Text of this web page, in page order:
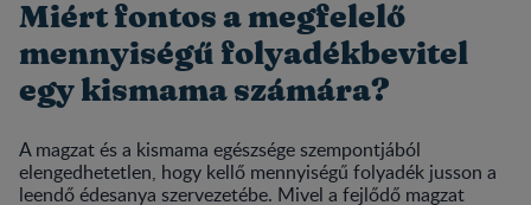
Miért fontos a megfelelő
mennyiségű folyadékbevitel
egy kismama számára?
A magzat és a kismama egészsége szempontjából
elengedhetetlen, hogy kellő mennyiségű folyadék jusson a
leendő édesanya szervezetébe. Mivel a fejlődő magzat